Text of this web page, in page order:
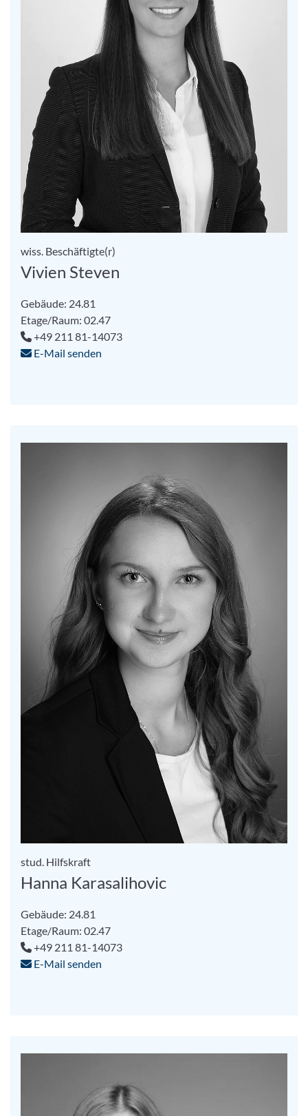
wiss. Beschäftigte(r)
Vivien Steven
Gebäude: 24.81
Etage/Raum: 02.47
+49 211 81-14073
E-Mail senden
stud. Hilfskraft
Hanna Karasalihovic
Gebäude: 24.81
Etage/Raum: 02.47
+49 211 81-14073
E-Mail senden